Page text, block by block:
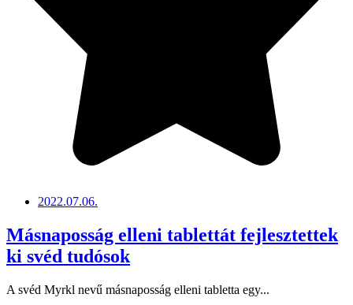
2022.07.06.
Másnaposság elleni tablettát fejlesztettek
ki svéd tudósok
A svéd Myrkl nevű másnaposság elleni tabletta egy...